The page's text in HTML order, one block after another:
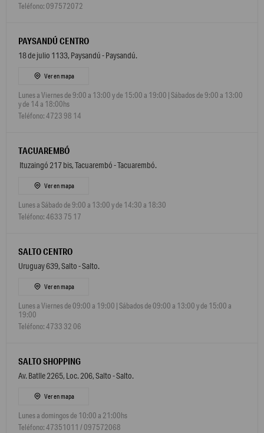
Teléfono: 097572072
PAYSANDÚ CENTRO
18 de julio 1133, Paysandú - Paysandú.
Ver en mapa
Lunes a Viernes de 9:00 a 13:00 y de 15:00 a 19:00 | Sábados de 9:00 a 13:00
y de 14 a 18:00hs
Teléfono: 4723 98 14
TACUAREMBÓ
Ituzaingó 217 bis, Tacuarembó - Tacuarembó.
Ver en mapa
Lunes a Sábado de 9:00 a 13:00 y de 14:30 a 18:30
Teléfono: 4633 75 17
SALTO CENTRO
Uruguay 639, Salto - Salto.
Ver en mapa
Lunes a Viernes de 09:00 a 19:00 | Sábados de 09:00 a 13:00 y de 15:00 a
19:00
Teléfono: 4733 32 06
SALTO SHOPPING
Av. Batlle 2265, Loc. 206, Salto - Salto.
Ver en mapa
Lunes a domingos de 10:00 a 21:00hs
Teléfono: 47351011 / 097572068